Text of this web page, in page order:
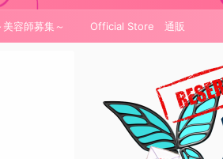
容師募集～ Official Store 通販